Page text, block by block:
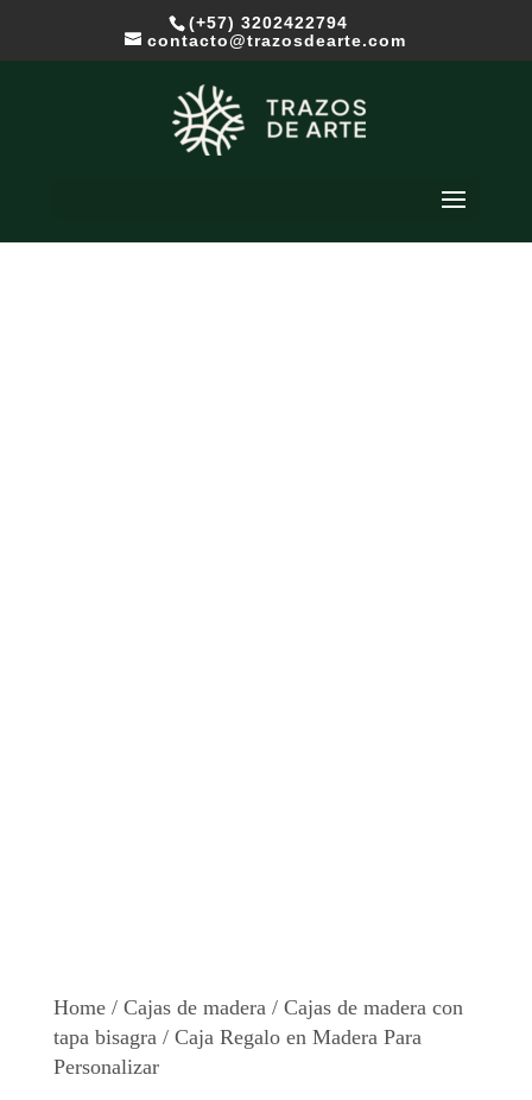
(+57) 3202422794
contacto@trazosdearte.com
Home/ Cajas de madera / Cajas de madera con
tapa bisagra / Caja Regalo en Madera Para
Personalizar